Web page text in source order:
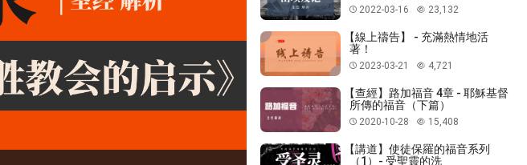
2022-03-16 23,132
【線上禱告】 - 充滿熱情地活
著！
2023-03-21 4,721
【查經】路加福音 4章 - 耶穌基督
所傳的福音（下篇）
2020-10-28 15,408
【講道】使徒保羅的福音系列
（1）- 受聖靈的洗